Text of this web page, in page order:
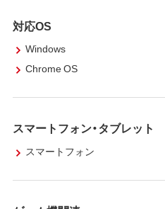
対応OS
Windows
Chrome OS
スマートフォン・タブレット
スマートフォン